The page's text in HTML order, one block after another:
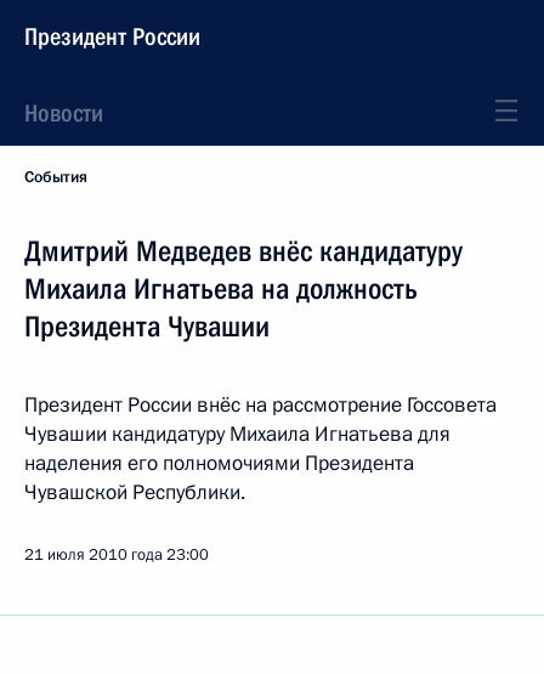
Президент России
Новости
События
Дмитрий Медведев внёс кандидатуру
Михаила Игнатьева на должность
Президента Чувашии
Президент России внёс на рассмотрение Госсовета
Чувашии кандидатуру Михаила Игнатьева для
наделения его полномочиями Президента
Чувашской Республики.
21 июля 2010 года23:00